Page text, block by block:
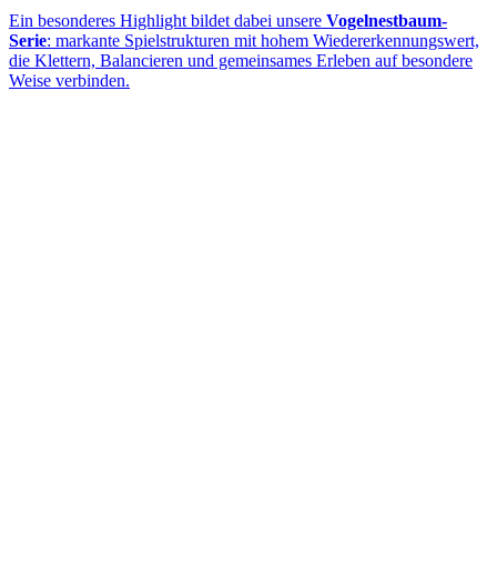
Ein besonderes Highlight bildet dabei unsere Vogelnestbaum-
Serie: markante Spielstrukturen mit hohem Wiedererkennungswert,
die Klettern, Balancieren und gemeinsames Erleben auf besondere
Weise verbinden.